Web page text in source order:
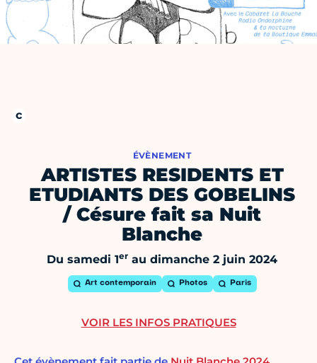
ÉVÈNEMENT
ARTISTES RESIDENTS ET
ETUDIANTS DES GOBELINS
/ Césure fait sa Nuit
Blanche
Du samedi 1er au dimanche 2 juin 2024
Art contemporain Photos Paris
VOIR LES INFOS PRATIQUES